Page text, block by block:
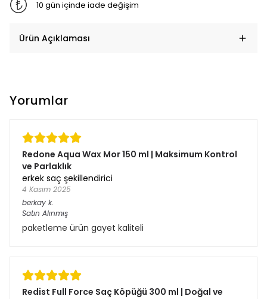
10 gün içinde iade değişim
Ürün Açıklaması
Yorumlar
Redone Aqua Wax Mor 150 ml | Maksimum Kontrol
ve Parlaklık
erkek saç şekillendirici
4 Kasım 2025
berkay k.
Satın Alınmış
paketleme ürün gayet kaliteli
Redist Full Force Saç Köpüğü 300 ml | Doğal ve